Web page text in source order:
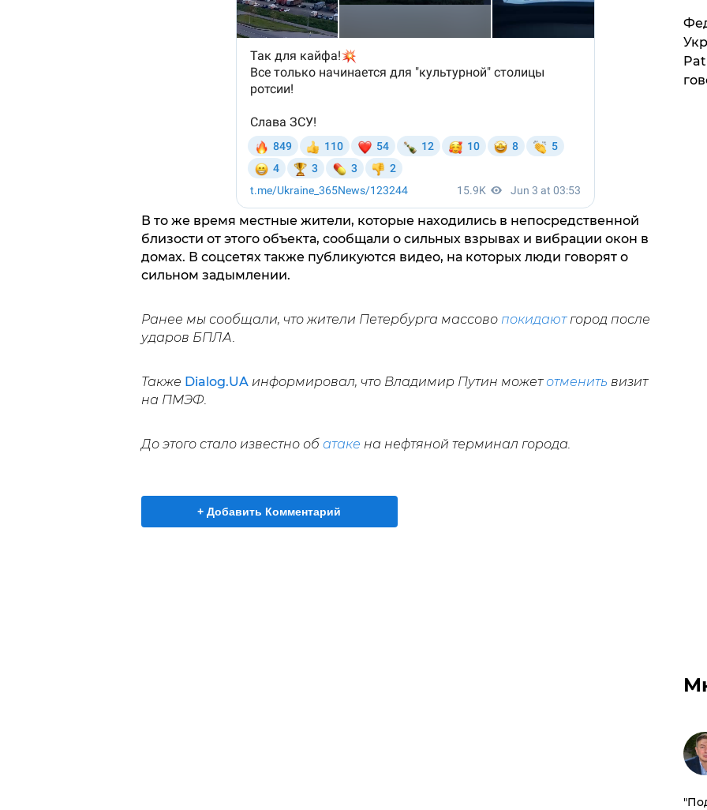
В то же время местные жители, которые находились в непосредственной
близости от этого объекта, сообщали о сильных взрывах и вибрации окон в
домах. В соцсетях также публикуются видео, на которых люди говорят о
сильном задымлении.
Ранее мы сообщали, что жители Петербурга массово покидаютгород после
ударов БПЛА.
Также Dialog.UAинформировал, что Владимир Путин может отменить визит
на ПМЭФ.
До этого стало известно об атаке на нефтяной терминал города.
+ Добавить Комментарий